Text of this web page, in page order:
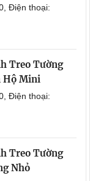
Điện thoại:
Treo Tường
Hộ Mini
Điện thoại:
Treo Tường
Nhỏ